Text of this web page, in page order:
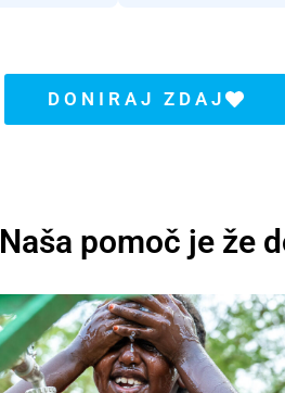
DONIRAJ ZDAJ
Naša pomoč je že